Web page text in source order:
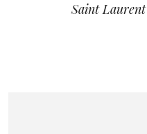
Saint Laurent